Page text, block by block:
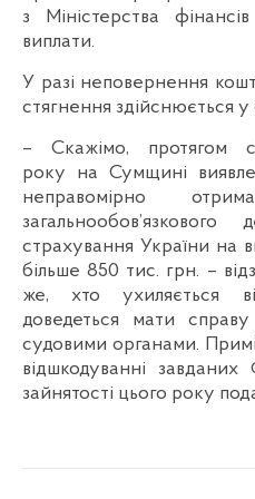
з Міністерства
виплати.
У разі неповернення
стягнення здійснюється
– Скажімо, протягом
року на Сумщині
неправомірно
загальнообов’язкового
страхування України на
більше 850 тис. грн. –
же, хто ухиляється
доведеться мати
судовими органами.
відшкодуванні
зайнятості цього року